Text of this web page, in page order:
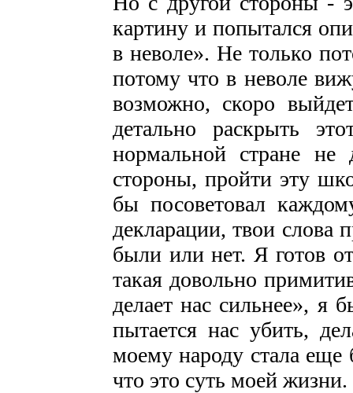
картину и попытался
в неволе». Не только
потому что в неволе
возможно, скоро
детально раскрыть
нормальной стране
стороны, пройти эту
бы посоветовал
декларации, твои слова
были или нет. Я готов
такая довольно
делает нас сильнее», я
пытается нас убить,
моему народу стала еще
что это суть моей жизни.